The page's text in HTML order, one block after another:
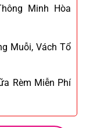
Minh Hòa
Muỗi, Vách Tổ
Rèm Miễn Phí